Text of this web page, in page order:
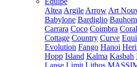
Altea Argile Arrow Art
Babylone Bardiglio
Carrara Coco Coimbra
Cottage Country Curve
Evolution Fango Hanoi
Hopp Island Kalma Kasbah